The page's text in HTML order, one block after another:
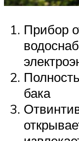
Прибор
бака